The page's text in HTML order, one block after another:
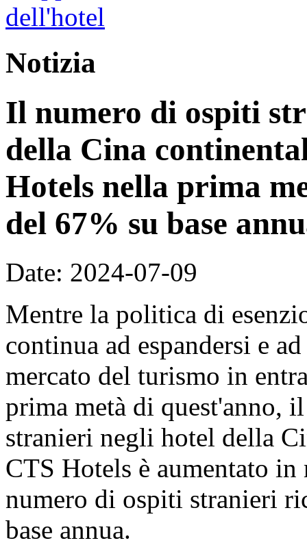
Notizia
Il numero di ospiti
della Cina
Hotels nella prima
del 67% su base
Date: 2024-07-09
Mentre la politica di
continua ad espandersi e
mercato del turismo in
prima metà di quest'anno,
stranieri negli hotel della
CTS Hotels è aumentato
numero di ospiti stranieri
base annua.